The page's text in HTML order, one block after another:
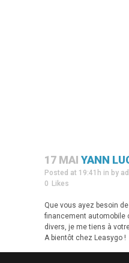
17 MAI YANN
Posted at 19:41h in by
0 Likes
Que vous ayez besoin
financement automobile
divers, je me tiens à
A bientôt chez Leasygo !